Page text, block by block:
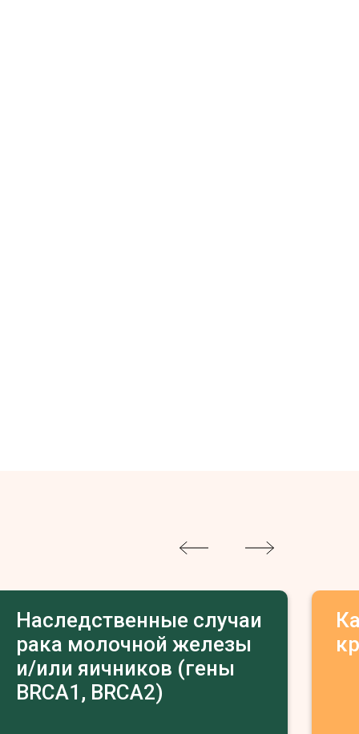
Наследственные случаи
рака молочной железы
и/или яичников (гены
BRCA1, BRCA2)